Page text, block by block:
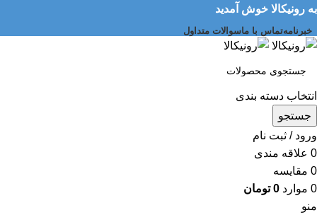
به رونیکالا خوش آمدید
خبرنامهتماس با ماسوالات متداول
انتخاب دسته بندی
جستجو
ورود / ثبت نام
0 علاقه مندی
0 مقایسه
0 موارد 0 تومان
منو